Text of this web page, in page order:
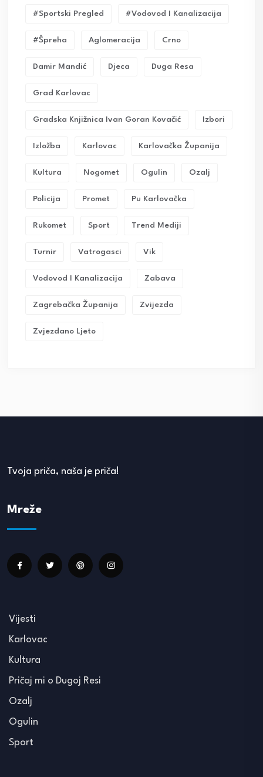
#sportski Pregled #vodovod I Kanalizacija
#Špreha Aglomeracija Crno
Damir Mandić Djeca Duga Resa
Grad Karlovac
Gradska Knjižnica Ivan Goran Kovačić Izbori
Izložba Karlovac Karlovačka Županija
Kultura Nogomet Ogulin Ozalj
Policija Promet Pu Karlovačka
Rukomet Sport Trend Mediji
Turnir Vatrogasci Vik
Vodovod I Kanalizacija Zabava
Zagrebačka Županija Zvijezda
Zvjezdano Ljeto
Tvoja priča, naša je priča!
Mreže
Vijesti
Karlovac
Kultura
Pričaj mi o Dugoj Resi
Ozalj
Ogulin
Sport